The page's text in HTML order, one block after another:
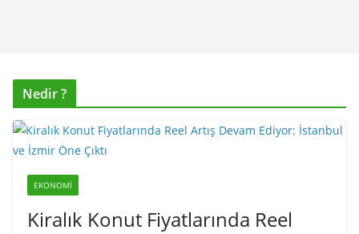
Nedir ?
EKONOMI
Kiralık Konut Fiyatlarında Reel